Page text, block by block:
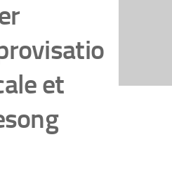
et